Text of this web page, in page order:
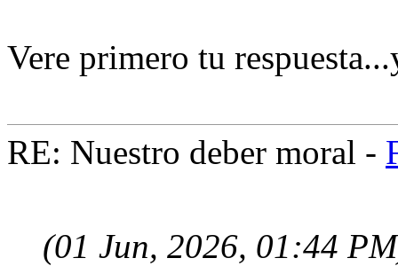
Vere primero tu
RE: Nuestro deber moral -
(01 Jun, 2026, 01:44